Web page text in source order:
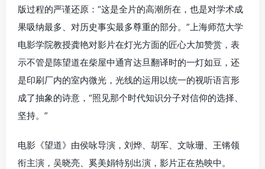
版过程的严谨还原：“这是全片的高潮所在，也是对学术成
果吸纳最多、对历史事实最多尊重的部分。”上海师范大学
电影学院教授龚艳对影片在灯光方面的匠心大加赞赏，表
示不管是陈望道在柴屋中通宵达旦翻译时的一灯如豆，还
是印刷厂内的室内微光，光线的运用以统一的视听语言形
成了抽象的诗意，“照见那个时代知识分子对信仰的选择、
坚持。”
电影《望道》由侯咏导演，刘烨、胡军、文咏珊、王锵领
衔主演，吴晓亮、奚美娟特别出演，影片正在热映中。